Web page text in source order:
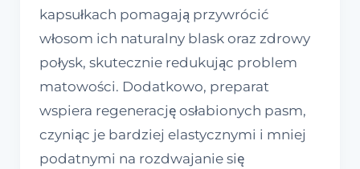
kapsułkach pomagają przywrócić
włosom ich naturalny blask oraz zdrowy
połysk, skutecznie redukując problem
matowości. Dodatkowo, preparat
wspiera regenerację osłabionych pasm,
czyniąc je bardziej elastycznymi i mniej
podatnymi na rozdwajanie się